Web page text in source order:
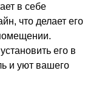
в себе
что делает его
его в
и уют вашего